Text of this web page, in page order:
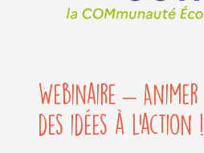
Webinaire –
des idées à